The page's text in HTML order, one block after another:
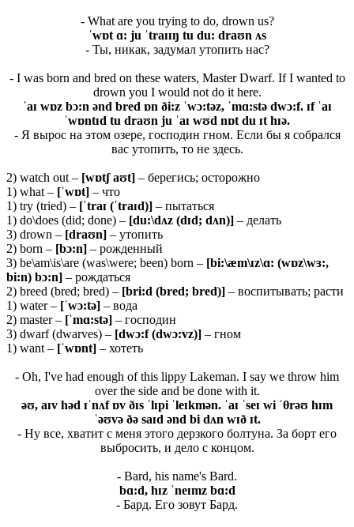
- What are you trying to do, drown us?
ˈwɒt ɑ: ju ˈtraɪɪŋ tu du: draʊn ʌs
- Ты, никак, задумал утопить нас?
- I was born and bred on these waters, Master Dwarf. If I wanted to
drown you I would not do it here.
ˈaɪ wɒz bɔ:n ənd bred ɒn ði:z ˈwɔ:təz, ˈmɑ:stə dwɔ:f. ɪf ˈaɪ
ˈwɒntɪd tu draʊn ju ˈaɪ wʊd nɒt du ɪt hɪə.
- Я вырос на этом озере, господин гном. Если бы я собрался
вас утопить, то не здесь.
2) watch out – [wɒtʃ aʊt] – берегись; осторожно
1) what – [ˈwɒt] – что
1) try (tried) – [ˈtraɪ (ˈtraɪd)] – пытаться
1) do\does (did; done) – [du:\dʌz (dɪd; dʌn)] – делать
3) drown – [draʊn] – утопить
2) born – [bɔ:n] – рожденный
3) be\am\is\are (was\were; been) born – [bi:\æm\ɪz\ɑ: (wɒz\wɜ:,
bi:n) bɔ:n] – рождаться
2) breed (bred; bred) – [bri:d (bred; bred)] – воспитывать; расти
1) water – [ˈwɔ:tə] – вода
2) master – [ˈmɑ:stə] – господин
3) dwarf (dwarves) – [dwɔ:f (dwɔ:vz)] – гном
1) want – [ˈwɒnt] – хотеть
- Oh, I've had enough of this lippy Lakeman. I say we throw him
over the side and be done with it.
əʊ, aɪv həd ɪˈnʌf ɒv ðɪs ˈlɪpi ˈleɪkmən. ˈaɪ ˈseɪ wi ˈθrəʊ hɪm
ˈəʊvə ðə saɪd ənd bi dʌn wɪð ɪt.
- Ну все, хватит с меня этого дерзкого болтуна. За борт его
выбросить, и дело с концом.
- Bard, his name's Bard.
bɑ:d, hɪz ˈneɪmz bɑ:d
- Бард. Его зовут Бард.